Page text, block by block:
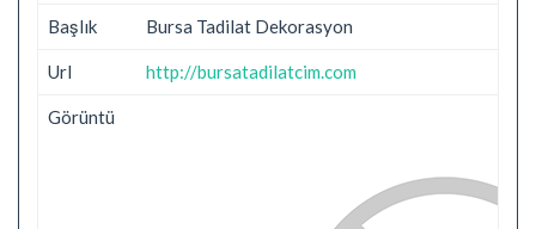
Başlık Bursa Tadilat Dekorasyon
Url http://bursatadilatcim.com
Görüntü